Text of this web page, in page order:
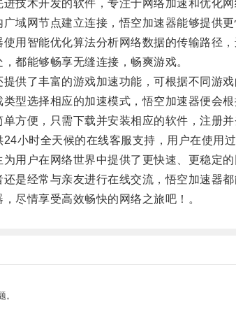
术开发的软件，专注于网络加速和优化网
网节点建立连接，悟空加速器能够提供更
智能优化算法分析网络数据的传输路径，
能够畅享无缝连接，畅爽游戏。
了丰富的游戏加速功能，可根据不同游戏
选择相应的加速模式，悟空加速器便会根
便，只需下载并安装相应的软件，注册并
时全天候的在线客服支持，用户在使用过
户在网络世界中提供了更快速、更稳定的
经常与亲友进行在线交流，悟空加速器都
情享受高效畅快的网络之旅吧！。
。